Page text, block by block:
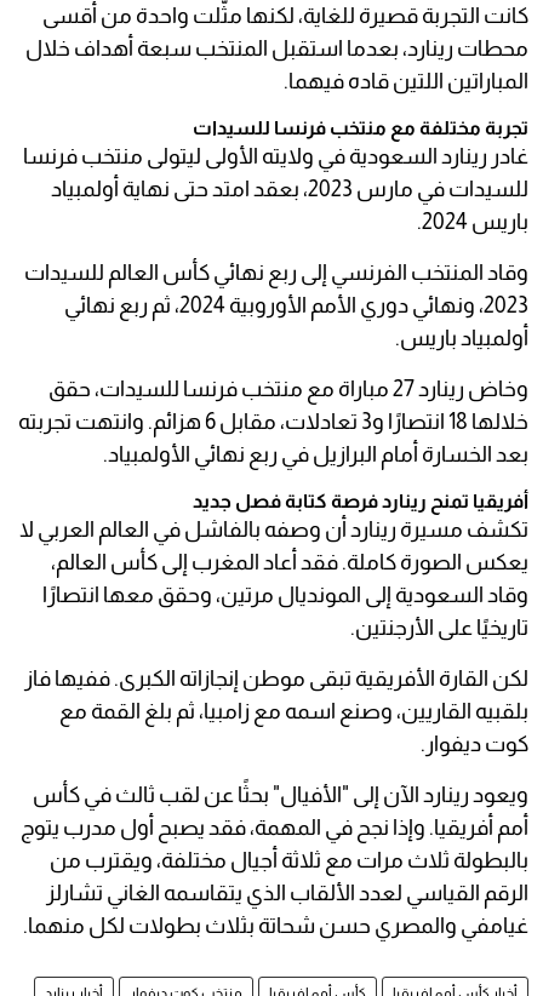
كانت التجربة قصيرة للغاية، لكنها مثّلت واحدة من أقسى
محطات رينارد، بعدما استقبل المنتخب سبعة أهداف خلال
المباراتين اللتين قاده فيهما.
تجربة مختلفة مع منتخب فرنسا للسيدات
غادر رينارد السعودية في ولايته الأولى ليتولى منتخب فرنسا
للسيدات في مارس 2023، بعقد امتد حتى نهاية أولمبياد
باريس 2024.
وقاد المنتخب الفرنسي إلى ربع نهائي كأس العالم للسيدات
2023، ونهائي دوري الأمم الأوروبية 2024، ثم ربع نهائي
أولمبياد باريس.
وخاض رينارد 27 مباراة مع منتخب فرنسا للسيدات، حقق
خلالها 18 انتصارًا و3 تعادلات، مقابل 6 هزائم. وانتهت تجربته
بعد الخسارة أمام البرازيل في ربع نهائي الأولمبياد.
أفريقيا تمنح رينارد فرصة كتابة فصل جديد
تكشف مسيرة رينارد أن وصفه بالفاشل في العالم العربي لا
يعكس الصورة كاملة. فقد أعاد المغرب إلى كأس العالم،
وقاد السعودية إلى المونديال مرتين، وحقق معها انتصارًا
تاريخيًا على الأرجنتين.
لكن القارة الأفريقية تبقى موطن إنجازاته الكبرى. ففيها فاز
بلقبيه القاريين، وصنع اسمه مع زامبيا، ثم بلغ القمة مع
كوت ديفوار.
ويعود رينارد الآن إلى "الأفيال" بحثًا عن لقب ثالث في كأس
أمم أفريقيا. وإذا نجح في المهمة، فقد يصبح أول مدرب يتوج
بالبطولة ثلاث مرات مع ثلاثة أجيال مختلفة، ويقترب من
الرقم القياسي لعدد الألقاب الذي يتقاسمه الغاني تشارلز
غيامفي والمصري حسن شحاتة بثلاث بطولات لكل منهما.